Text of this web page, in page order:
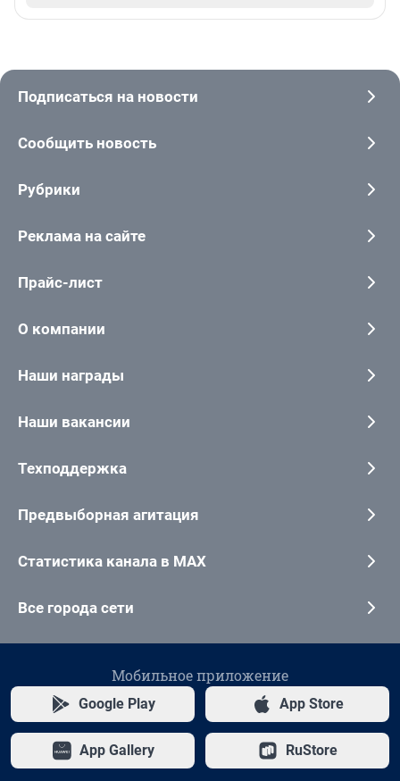
Подписаться на новости
Сообщить новость
Рубрики
Реклама на сайте
Прайс-лист
О компании
Наши награды
Наши вакансии
Техподдержка
Предвыборная агитация
Статистика канала в MAX
Все города сети
Мобильное приложение
Google Play App Store
App Gallery RuStore